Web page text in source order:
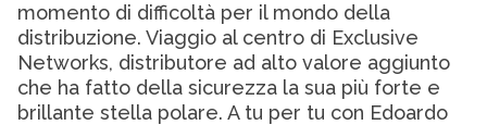
momento di difficoltà per il mondo della
distribuzione. Viaggio al centro di Exclusive
Networks, distributore ad alto valore aggiunto
che ha fatto della sicurezza la sua più forte e
brillante stella polare. A tu per tu con Edoardo